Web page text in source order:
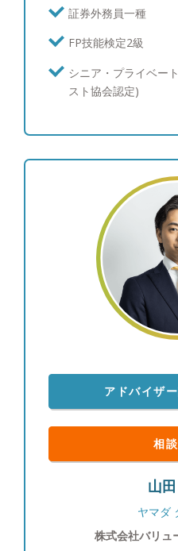
趣味やプライベートの過
とが多いです。自宅から
ソ大阪の試合を観に行く
間を見つけて、色々な
証券外務員一種
FP技能検定2級
シニア・プライベー
スト協会認定)
アドバイザ
相
山
ヤマダ
株式会社バリュ